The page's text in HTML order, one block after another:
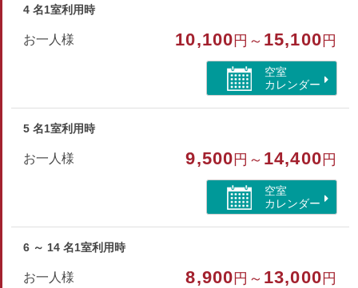
4 名1室利用時
お一人様 10,100 円～ 15,100 円
空室
カレンダー
5 名1室利用時
お一人様 9,500 円～ 14,400 円
空室
カレンダー
6 ～ 14 名1室利用時
お一人様 8,900 円～ 13,000 円